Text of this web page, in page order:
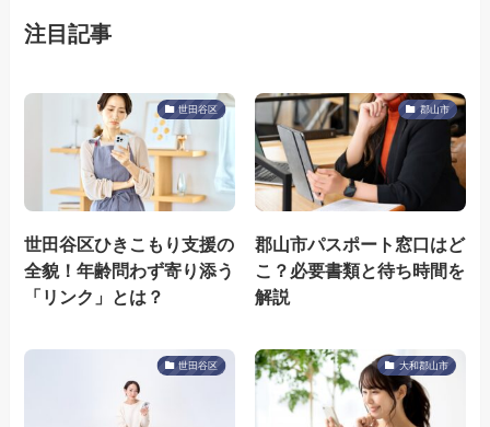
注目記事
世田谷区
世田谷区ひきこもり支援の
全貌！年齢問わず寄り添う
「リンク」とは？
郡山市
郡山市パスポート窓口はど
こ？必要書類と待ち時間を
解説
世田谷区 大和郡山市